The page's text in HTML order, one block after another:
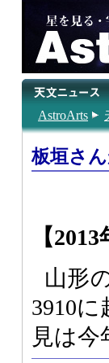
AstroArts
板垣さ
【
山形
3910
見は今